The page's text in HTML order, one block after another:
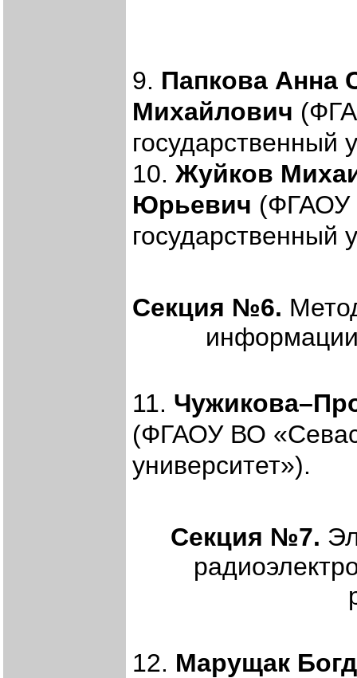
9. Папкова Анна
Михайлович
государственный
10. Жуйков
Юрьевич (ФГАОУ
государственный
Секция №6.
11.
(ФГАОУ ВО
университет»).
Секция №7.
12. Марущак